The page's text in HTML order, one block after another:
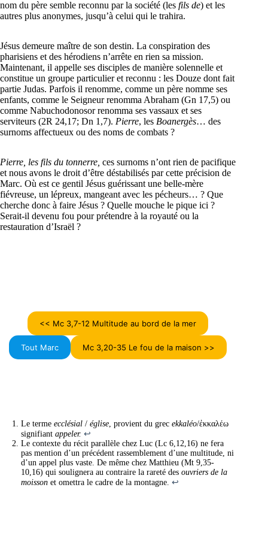
nom du père semble reconnu par la société (les fils de) et les
autres plus anonymes, jusqu’à celui qui le trahira.
Jésus demeure maître de son destin. La conspiration des
pharisiens et des hérodiens n’arrête en rien sa mission.
Maintenant, il appelle ses disciples de manière solennelle et
constitue un groupe particulier et reconnu : les Douze dont fait
partie Judas. Parfois il renomme, comme un père nomme ses
enfants, comme le Seigneur renomma Abraham (Gn 17,5) ou
comme Nabuchodonosor renomma ses vassaux et ses
serviteurs (2R 24,17; Dn 1,7). Pierre, les Boanergès… des
surnoms affectueux ou des noms de combats ?
Pierre , les fils du tonnerre ces surnoms n’ont rien de pacifique
et nous avons le droit d’être déstabilisés par cette précision de
Marc. Où est ce gentil Jésus guérissant une belle-mère
fiévreuse, un lépreux, mangeant avec les pécheurs… ? Que
cherche donc à faire Jésus ? Quelle mouche le pique ici ?
Serait-il devenu fou pour prétendre à la royauté ou la
restauration d’Israël ?
<< Mc 3,7-12 Multitude au bord de la mer
Tout Marc Mc 3,20-35 Le fou de la maison >>
Le terme ecclésial / église, provient du grec ekkaléo/ἐκκαλέω
signifiant appeler. ↩︎
Le contexte du récit parallèle chez Luc (Lc 6,12,16) ne fera
pas mention d’un précédent rassemblement d’une multitude, ni
d’un appel plus vaste. De même chez Matthieu (Mt 9,35-
10,16) qui soulignera au contraire la rareté des ouvriers de la
moisson et omettra le cadre de la montagne. ↩︎